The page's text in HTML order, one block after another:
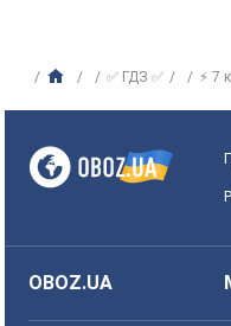
✅ ГДЗ ✅ ⚡ 7
OBOZ.UA